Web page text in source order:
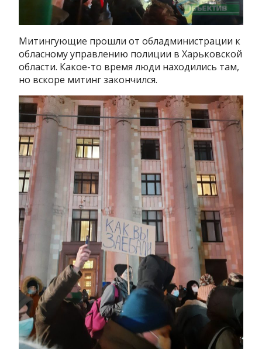
Митингующие прошли от обладминистрации к
обласному управлению полиции в Харьковской
области. Какое-то время люди находились там,
но вскоре митинг закончился.